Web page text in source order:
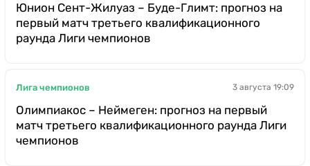
Юнион Сент-Жилуаз – Буде-Глимт: прогноз на
первый матч третьего квалификационного
раунда Лиги чемпионов
Лига чемпионов 3 августа 19:09
Олимпиакос – Неймеген: прогноз на первый
матч третьего квалификационного раунда Лиги
чемпионов